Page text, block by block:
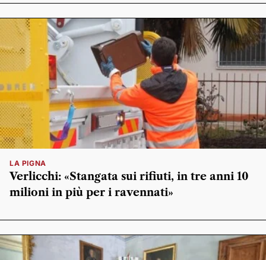
LA PIGNA
Verlicchi: «Stangata sui rifiuti, in tre anni 10
milioni in più per i ravennati»